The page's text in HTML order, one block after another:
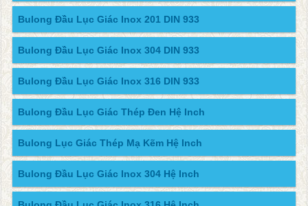
Bulong Đầu Lục Giác Inox 201 DIN 933
Bulong Đầu Lục Giác Inox 304 DIN 933
Bulong Đầu Lục Giác Inox 316 DIN 933
Bulong Đầu Lục Giác Thép Đen Hệ Inch
Bulong Lục Giác Thép Mạ Kẽm Hệ Inch
Bulong Đầu Lục Giác Inox 304 Hệ Inch